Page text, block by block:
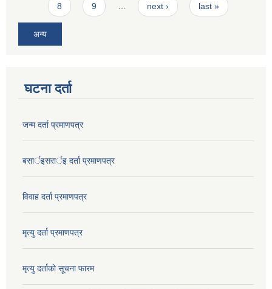
8 9 next › last »
अन्य
घटना दर्ता
जन्म दर्ता प्रमाणपत्र
बसार्इसरार्इ दर्ता प्रमाणपत्र
विवाह दर्ता प्रमाणपत्र
मृत्यु दर्ता प्रमाणपत्र
मृत्यु दर्ताकाे सूचना फारम